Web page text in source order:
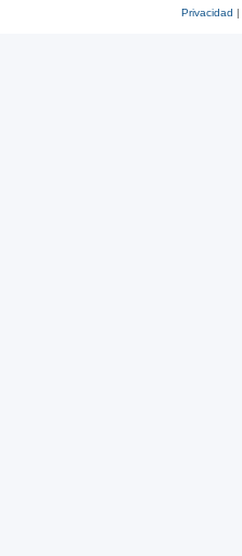
Privacidad |